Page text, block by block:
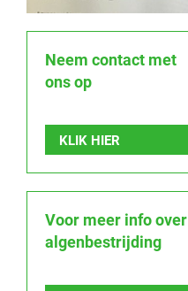
Neem contact met
ons op
KLIK HIER
Voor meer info over
algenbestrijding